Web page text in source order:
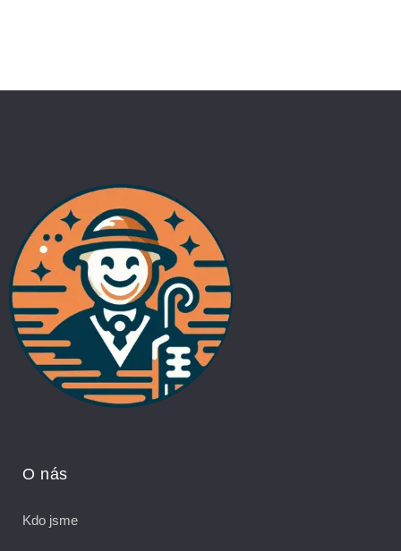
O nás
Kdo jsme